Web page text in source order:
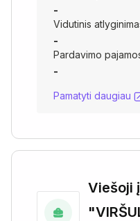
-
Vidutinis
-
Pardavimo
-
Pamatyti daugiau
Viešoji